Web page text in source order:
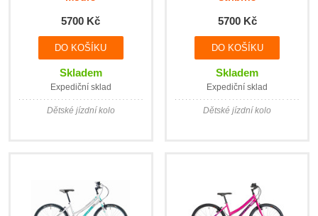
5700 Kč
Skladem
Expediční sklad
Dětské jízdní kolo
5700 Kč
Skladem
Expediční sklad
Dětské jízdní kolo